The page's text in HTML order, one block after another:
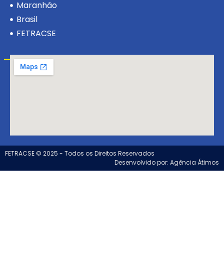
Maranhão
Brasil
FETRACSE
Visite-nos!
FETRACSE © 2025 - Todos os Direitos Reservados
Desenvolvido por: Agência Átimos